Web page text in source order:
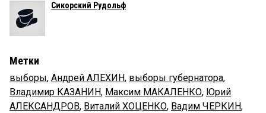
Сикорский Рудольф
Метки
выборы, Андрей АЛЕХИН, выборы губернатора,
Владимир КАЗАНИН, Максим МАКАЛЕНКО, Юрий
АЛЕКСАНДРОВ, Виталий ХОЦЕНКО, Вадим ЧЕРКИН,